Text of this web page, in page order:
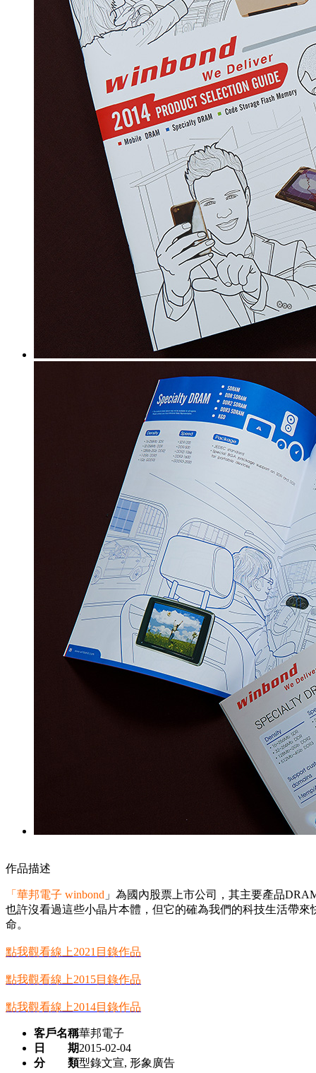
作品描述
「華邦電子 winbond 」為國內股票上市公司，其主要產品
也許沒看過這些小晶片本體，但它的確為我們的科技生活帶
命。
點我觀看線上2021目錄作品
點我觀看線上2015目錄作品
點我觀看線上2014目錄作品
客戶名稱華邦電子
日 期2015-02-04
分 類型錄文宣, 形象廣告